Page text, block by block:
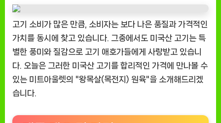
상
품]
미
트
아
고기 소비가 많은 만큼, 소비자는 보다 나은 품질과 가격적인
가치를 동시에 찾고 있습니다. 그중에서도 미국산 고기는 특
별한 풍미와 질감으로 고기 애호가들에게 사랑받고 있습니
다. 오늘은 그러한 미국산 고기를 합리적인 가격에 만나볼 수
있는 미트아울렛의 "왕목살(목전지) 원육"을 소개해드리겠
습니다.